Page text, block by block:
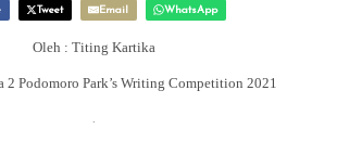
Tweet Email WhatsApp
Oleh : Titing Kartika
2 Podomoro Park’s Writing Competition 2021
.